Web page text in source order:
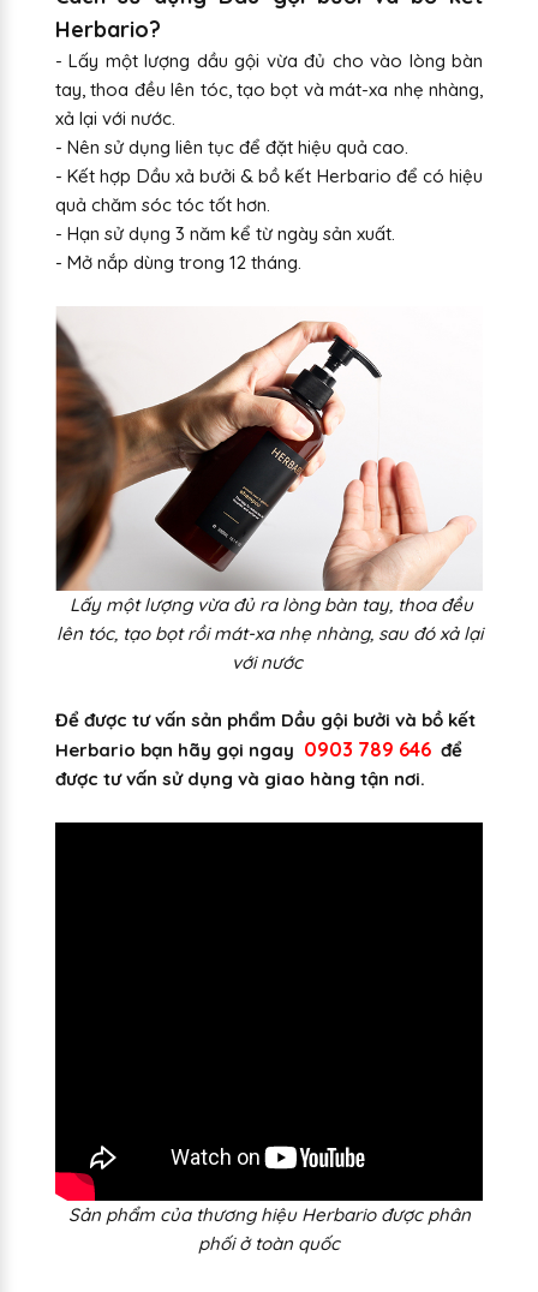
Herbario?
- Lấy một lượng dầu gội vừa đủ cho vào lòng bàn
tay, thoa đều lên tóc, tạo bọt và mát-xa nhẹ nhàng,
xả lại với nước.
- Nên sử dụng liên tục để đặt hiệu quả cao.
- Kết hợp Dầu xả bưởi & bồ kết Herbario để có hiệu
quả chăm sóc tóc tốt hơn.
- Hạn sử dụng 3 năm kể từ ngày sản xuất.
- Mở nắp dùng trong 12 tháng.
Lấy một lượng vừa đủ ra lòng bàn tay, thoa đều
lên tóc, tạo bọt rồi mát-xa nhẹ nhàng, sau đó xả lại
với nước
Để được tư vấn sản phẩm Dầu gội bưởi và bồ kết
Herbario bạn hãy gọi ngay 0903 789 646 để
được tư vấn sử dụng và giao hàng tận nơi.
Sản phẩm của thương hiệu Herbario được phân
phối ở toàn quốc